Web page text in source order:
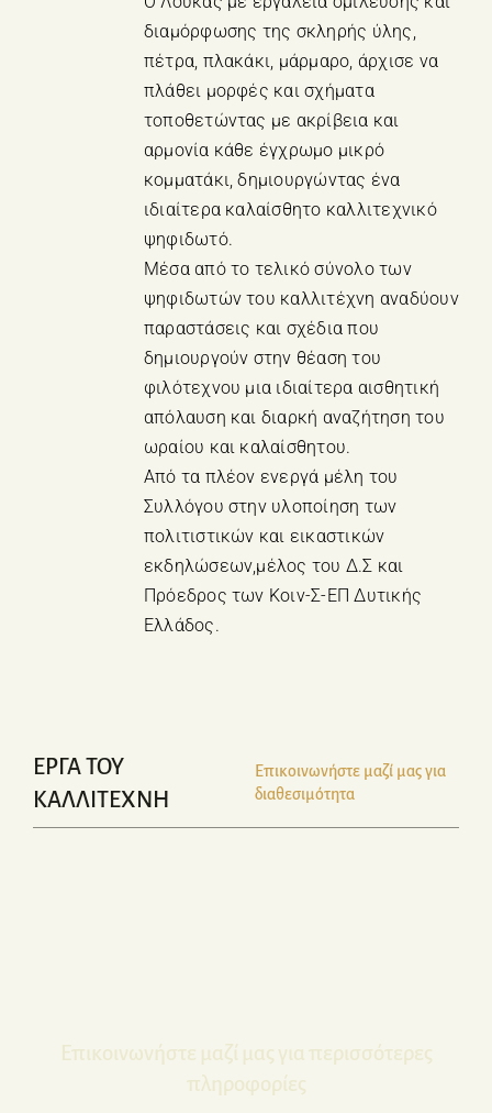
διαμόρφωσης της σκληρής ύλης,
πέτρα, πλακάκι, μάρμαρο, άρχισε να
πλάθει μορφές και σχήματα
τοποθετώντας με ακρίβεια και
αρμονία κάθε έγχρωμο μικρό
κομματάκι, δημιουργώντας ένα
ιδιαίτερα καλαίσθητο καλλιτεχνικό
ψηφιδωτό.
Μέσα από το τελικό σύνολο των
ψηφιδωτών του καλλιτέχνη αναδύουν
παραστάσεις και σχέδια που
δημιουργούν στην θέαση του
φιλότεχνου μια ιδιαίτερα αισθητική
απόλαυση και διαρκή αναζήτηση του
ωραίου και καλαίσθητου.
Από τα πλέον ενεργά μέλη του
Συλλόγου στην υλοποίηση των
πολιτιστικών και εικαστικών
εκδηλώσεων,μέλος του Δ.Σ και
Πρόεδρος των Κοιν-Σ-ΕΠ Δυτικής
Ελλάδος.
ΕΡΓΑ ΤΟΥ
ΚΑΛΛΙΤΕΧΝΗ
Επικοινωνήστε μαζί μας για
διαθεσιμότητα
Επικοινωνήστε μαζί μας για περισσότερες
πληροφορίες